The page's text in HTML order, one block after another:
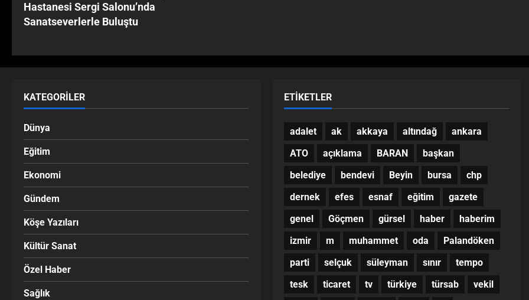
Hastanesi Sergi Salonu’nda
Sanatseverlerle Buluştu
KATEGORILER
Dünya
Eğitim
Ekonomi
Gündem
Köşe Yazıları
Kültür Sanat
Özel Haber
Sağlık
ETIKETLER
adalet ak akkaya altındağ
ankara
ATO
açıklama BARAN
başkan
belediye
bendevi Beyin bursa
chp
dernek
efes esnaf eğitim
gazete
genel
Göçmen gürsel haber
haberim
izmir
m muhammet oda
Palandöken
parti
selçuk süleyman sınır
tempo
tesk
ticaret tv türkiye türsab vekil